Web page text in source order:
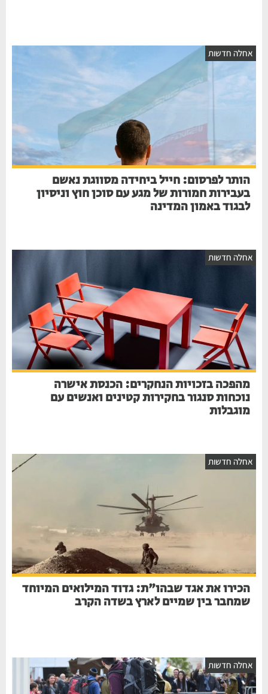
אחלה חדשות
הותר לפרסום: חייל ביחידה מסווגת נאשם
בעבירות חמורות של מגע עם סוכן חוץ וניסיון
לבגוד באמון המדינה
אחלה חדשות
מהפכה בזכויות הנחקרים: הכנסת אישרה
נוכחות סנגור בחקירות קטינים ואנשים עם
מוגבלות
אחלה חדשות
הכירו את אגד שבהו"ת: גדוד המילואים המיוחד
שמחבר בין שמיים לארץ בשדה הקרב
אחלה חדשות